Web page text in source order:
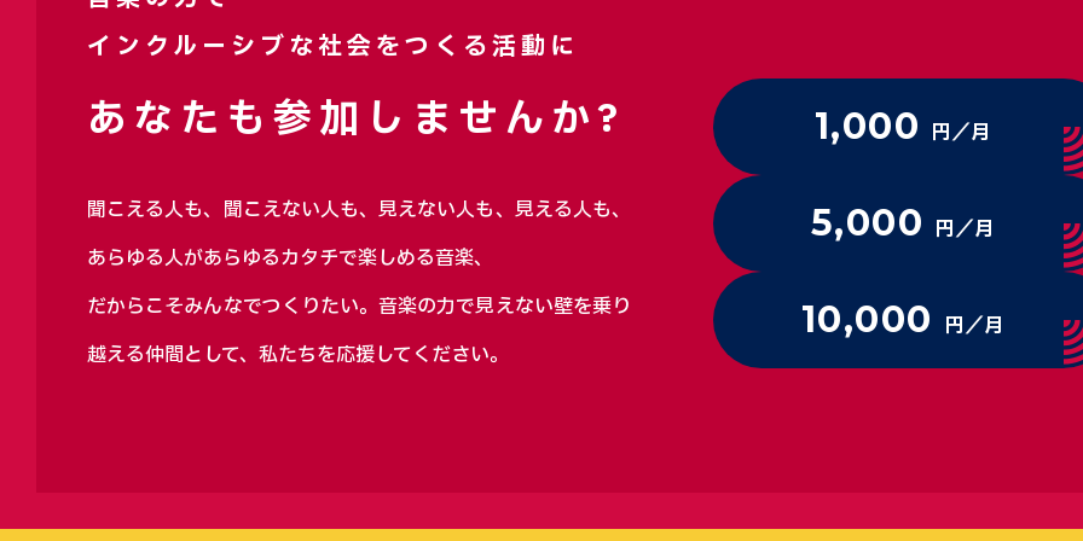
インクルーシブな社会をつくる活動に
あなたも参加しませんか?
聞こえる人も、聞こえない人も、見えない人も、見える人も、
あらゆる人があらゆるカタチで楽しめる音楽、
だからこそみんなでつくりたい。音楽の力で見えない壁を乗り
越える仲間として、私たちを応援してください。
1,000 円／月
5,000 円／月
10,000 円／月